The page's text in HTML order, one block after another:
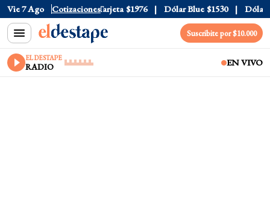
Vie 7 Ago Cotizaciones
$1520 Dólar Tarjeta $1976 Dólar Blue $1530 Dólar CCL
Suscribite por $10.000
EL DESTAPE
RADIO EN VIVO